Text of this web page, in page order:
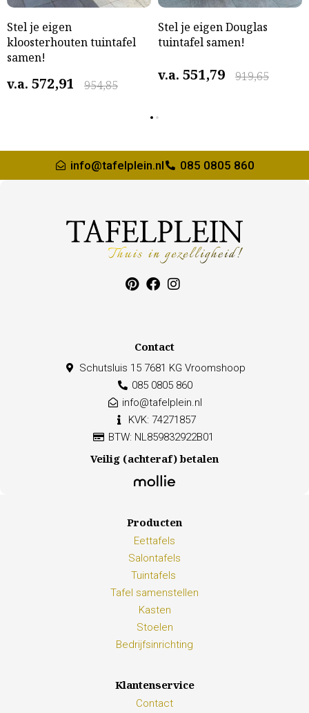
Stel je eigen
kloosterhouten tuintafel
samen!
v.a. 954,85
572,91
Stel je eigen Douglas
tuintafel samen!
v.a. 919,65
551,79
info@tafelplein.nl 085 0805 860
Contact
Schutsluis 15 7681 KG Vroomshoop
085 0805 860
info@tafelplein.nl
KVK: 74271857
BTW: NL859832922B01
Veilig (achteraf) betalen
Producten
Eettafels
Salontafels
Tuintafels
Tafel samenstellen
Kasten
Stoelen
Bedrijfsinrichting
Klantenservice
Contact